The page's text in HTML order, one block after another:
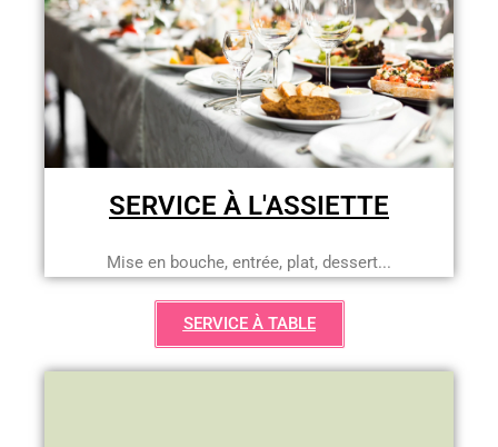
SERVICE À L'ASSIETTE
Mise en bouche, entrée, plat, dessert...
SERVICE À TABLE